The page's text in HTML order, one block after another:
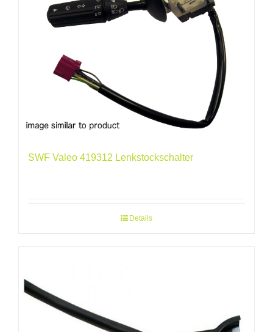
SWF Valeo 419312 Lenkstockschalter
Details